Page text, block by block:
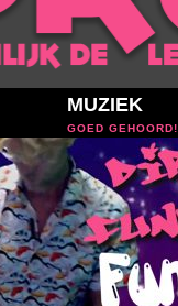
MUZIEK
GOED